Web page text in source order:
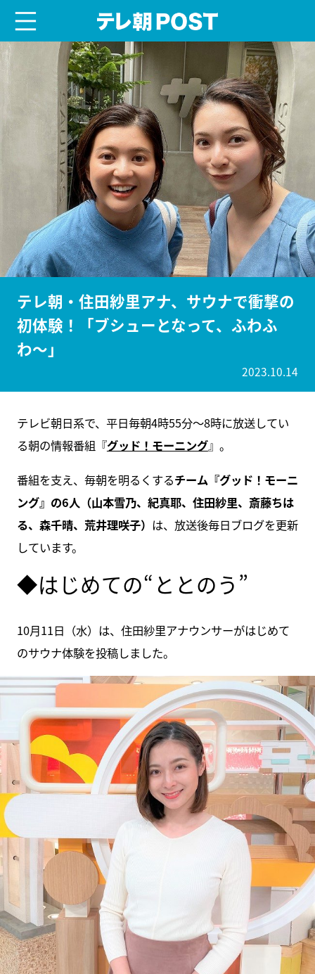
テレ朝・住田紗里アナ、サウナで衝撃の
初体験！「ブシューとなって、ふわふ
わ〜」
2023.10.14
テレビ朝日系で、平日毎朝4時55分～8時に放送してい
る朝の情報番組『グッド！モーニング』。
番組を支え、毎朝を明るくするチーム『グッド！モーニ
ング』の6人（山本雪乃、紀真耶、住田紗里、斎藤ちは
る、森千晴、荒井理咲子） は、放送後毎日ブログを更新
しています。
◆はじめての“ととのう”
10月11日（水）は、住田紗里アナウンサーがはじめて
のサウナ体験を投稿しました。